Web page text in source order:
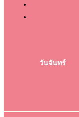
วันจันทร์